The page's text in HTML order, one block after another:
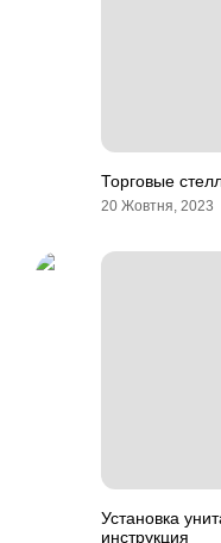
Торговые
20 Жовтня, 2023
Установка
инструкция